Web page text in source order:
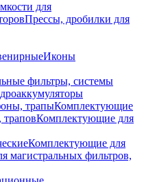
для
Прессы, дробилки для
Иконы
фильтры, системы
трапыКомплектующие
Комплектующие для
Комплектующие для
магистральных фильтров,